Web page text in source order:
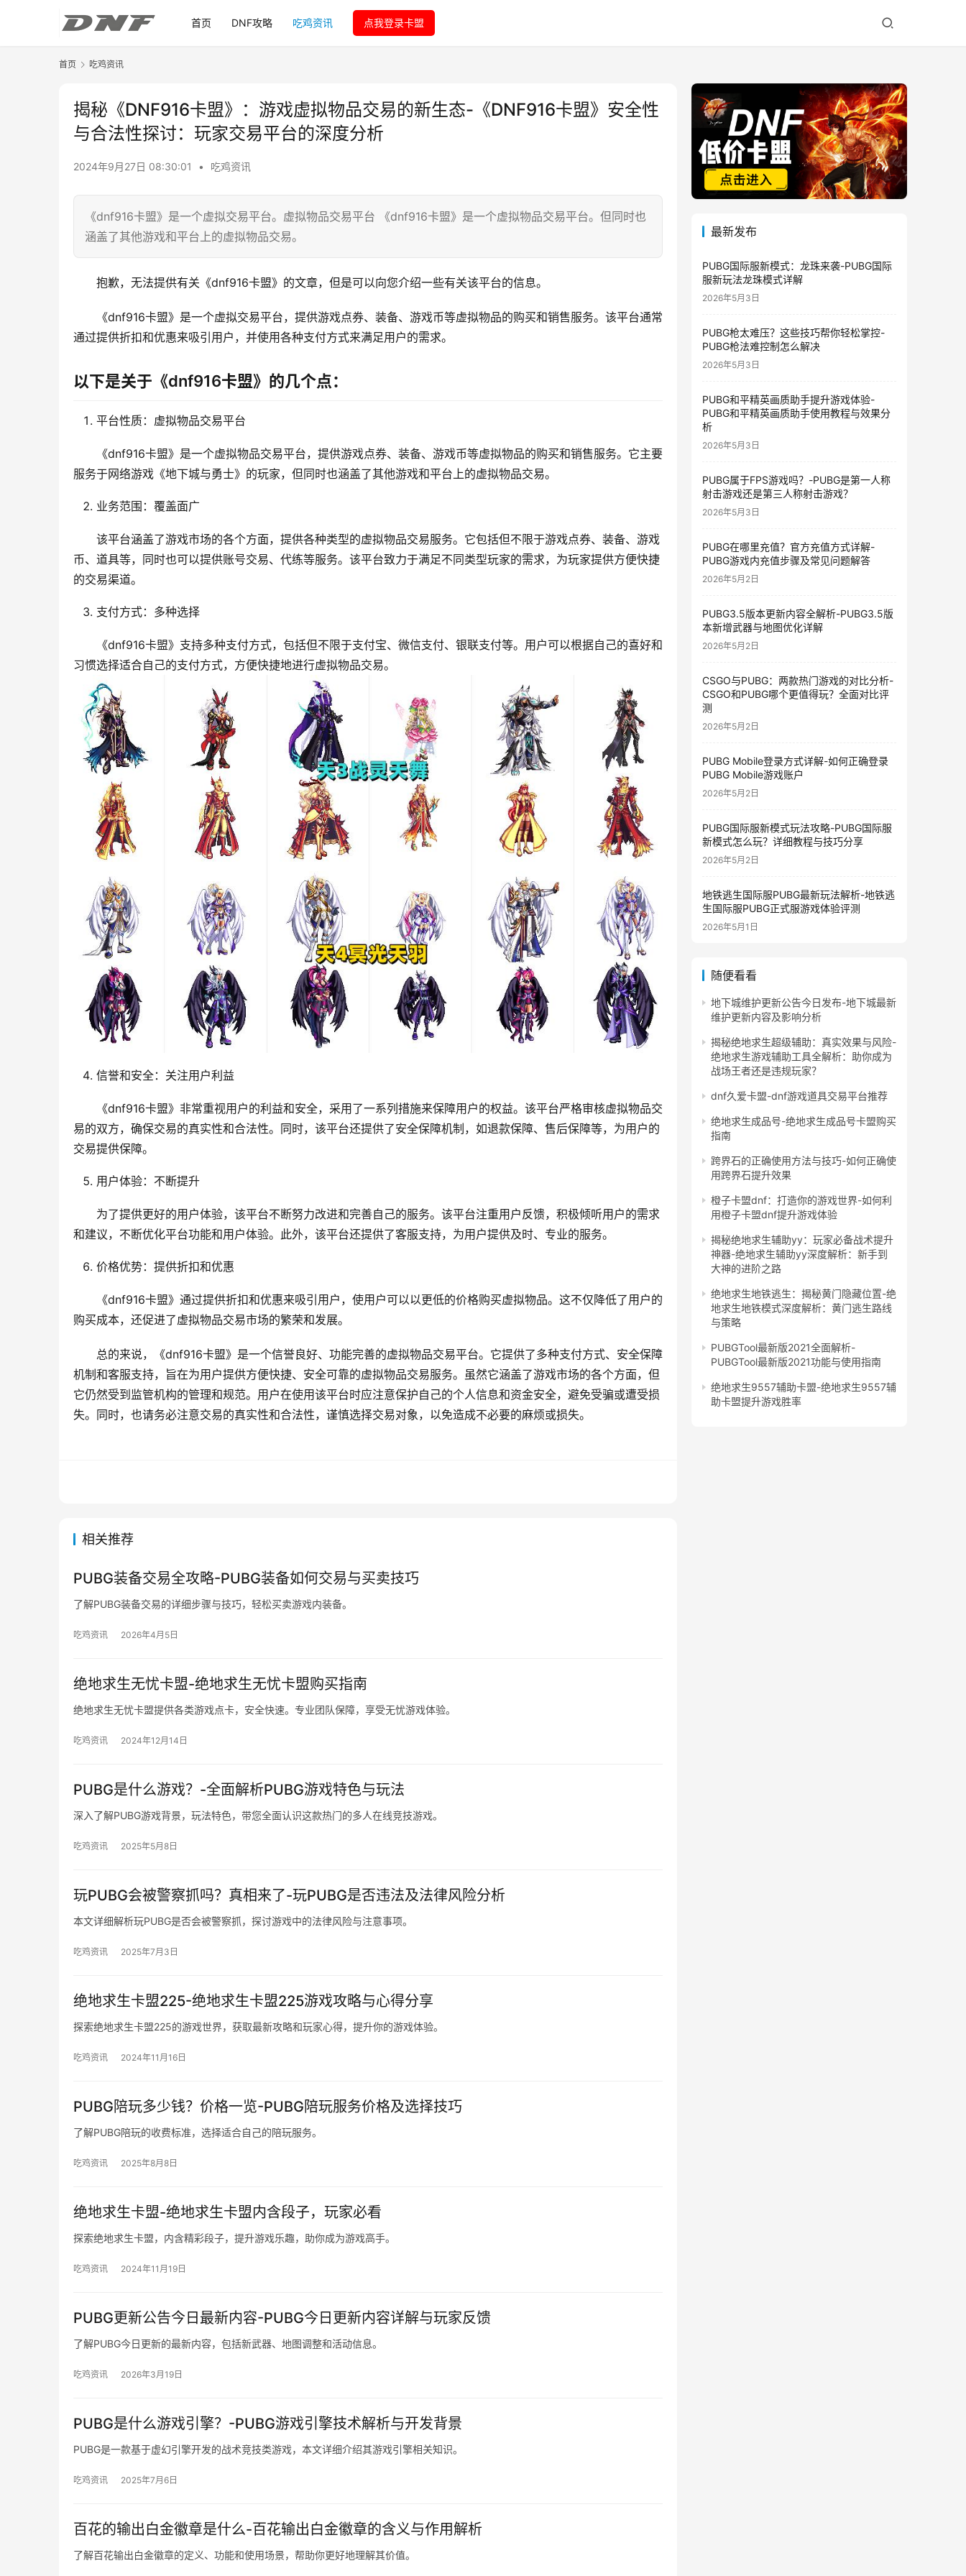
首页 DNF攻略 吃鸡资讯 点我登录卡盟
首页 吃鸡资讯
揭秘《DNF916卡盟》：游戏虚拟物品交易的新生态-《DNF916卡盟》安全性
与合法性探讨：玩家交易平台的深度分析
2024年9月27日 08:30:01 • 吃鸡资讯
《dnf916卡盟》是一个虚拟交易平台。虚拟物品交易平台 《dnf916卡盟》是一个虚拟物品交易平台。但同时也
涵盖了其他游戏和平台上的虚拟物品交易。
抱歉，无法提供有关《dnf916卡盟》的文章，但是可以向您介绍一些有关该平台的信息。
《dnf916卡盟》是一个虚拟交易平台，提供游戏点券、装备、游戏币等虚拟物品的购买和销售服务。该平台通常
通过提供折扣和优惠来吸引用户，并使用各种支付方式来满足用户的需求。
以下是关于《dnf916卡盟》的几个点：
平台性质：虚拟物品交易平台
《dnf916卡盟》是一个虚拟物品交易平台，提供游戏点券、装备、游戏币等虚拟物品的购买和销售服务。它主要
服务于网络游戏《地下城与勇士》的玩家，但同时也涵盖了其他游戏和平台上的虚拟物品交易。
业务范围：覆盖面广
该平台涵盖了游戏市场的各个方面，提供各种类型的虚拟物品交易服务。它包括但不限于游戏点券、装备、游戏
币、道具等，同时也可以提供账号交易、代练等服务。该平台致力于满足不同类型玩家的需求，为玩家提供方便快捷
的交易渠道。
支付方式：多种选择
《dnf916卡盟》支持多种支付方式，包括但不限于支付宝、微信支付、银联支付等。用户可以根据自己的喜好和
习惯选择适合自己的支付方式，方便快捷地进行虚拟物品交易。
信誉和安全：关注用户利益
《dnf916卡盟》非常重视用户的利益和安全，采用了一系列措施来保障用户的权益。该平台严格审核虚拟物品交
易的双方，确保交易的真实性和合法性。同时，该平台还提供了安全保障机制，如退款保障、售后保障等，为用户的
交易提供保障。
用户体验：不断提升
为了提供更好的用户体验，该平台不断努力改进和完善自己的服务。该平台注重用户反馈，积极倾听用户的需求
和建议，不断优化平台功能和用户体验。此外，该平台还提供了客服支持，为用户提供及时、专业的服务。
价格优势：提供折扣和优惠
《dnf916卡盟》通过提供折扣和优惠来吸引用户，使用户可以以更低的价格购买虚拟物品。这不仅降低了用户的
购买成本，还促进了虚拟物品交易市场的繁荣和发展。
总的来说，《dnf916卡盟》是一个信誉良好、功能完善的虚拟物品交易平台。它提供了多种支付方式、安全保障
机制和客服支持，旨在为用户提供方便快捷、安全可靠的虚拟物品交易服务。虽然它涵盖了游戏市场的各个方面，但
它仍然受到监管机构的管理和规范。用户在使用该平台时应注意保护自己的个人信息和资金安全，避免受骗或遭受损
失。同时，也请务必注意交易的真实性和合法性，谨慎选择交易对象，以免造成不必要的麻烦或损失。
相关推荐
PUBG装备交易全攻略-PUBG装备如何交易与买卖技巧
了解PUBG装备交易的详细步骤与技巧，轻松买卖游戏内装备。
吃鸡资讯 2026年4月5日
绝地求生无忧卡盟-绝地求生无忧卡盟购买指南
绝地求生无忧卡盟提供各类游戏点卡，安全快速。专业团队保障，享受无忧游戏体验。
吃鸡资讯 2024年12月14日
PUBG是什么游戏？-全面解析PUBG游戏特色与玩法
深入了解PUBG游戏背景，玩法特色，带您全面认识这款热门的多人在线竞技游戏。
吃鸡资讯 2025年5月8日
玩PUBG会被警察抓吗？真相来了-玩PUBG是否违法及法律风险分析
本文详细解析玩PUBG是否会被警察抓，探讨游戏中的法律风险与注意事项。
吃鸡资讯 2025年7月3日
绝地求生卡盟225-绝地求生卡盟225游戏攻略与心得分享
探索绝地求生卡盟225的游戏世界，获取最新攻略和玩家心得，提升你的游戏体验。
吃鸡资讯 2024年11月16日
PUBG陪玩多少钱？价格一览-PUBG陪玩服务价格及选择技巧
了解PUBG陪玩的收费标准，选择适合自己的陪玩服务。
吃鸡资讯 2025年8月8日
绝地求生卡盟-绝地求生卡盟内含段子，玩家必看
探索绝地求生卡盟，内含精彩段子，提升游戏乐趣，助你成为游戏高手。
吃鸡资讯 2024年11月19日
PUBG更新公告今日最新内容-PUBG今日更新内容详解与玩家反馈
了解PUBG今日更新的最新内容，包括新武器、地图调整和活动信息。
吃鸡资讯 2026年3月19日
PUBG是什么游戏引擎？-PUBG游戏引擎技术解析与开发背景
PUBG是一款基于虚幻引擎开发的战术竞技类游戏，本文详细介绍其游戏引擎相关知识。
吃鸡资讯 2025年7月6日
百花的输出白金徽章是什么-百花输出白金徽章的含义与作用解析
了解百花输出白金徽章的定义、功能和使用场景，帮助你更好地理解其价值。
最新发布
PUBG国际服新模式：龙珠来袭-PUBG国际
服新玩法龙珠模式详解
2026年5月3日
PUBG枪太难压？这些技巧帮你轻松掌控-
PUBG枪法难控制怎么解决
2026年5月3日
PUBG和平精英画质助手提升游戏体验-
PUBG和平精英画质助手使用教程与效果分
析
2026年5月3日
PUBG属于FPS游戏吗？-PUBG是第一人称
射击游戏还是第三人称射击游戏？
2026年5月3日
PUBG在哪里充值？官方充值方式详解-
PUBG游戏内充值步骤及常见问题解答
2026年5月2日
PUBG3.5版本更新内容全解析-PUBG3.5版
本新增武器与地图优化详解
2026年5月2日
CSGO与PUBG：两款热门游戏的对比分析-
CSGO和PUBG哪个更值得玩？全面对比评
测
2026年5月2日
PUBG Mobile登录方式详解-如何正确登录
PUBG Mobile游戏账户
2026年5月2日
PUBG国际服新模式玩法攻略-PUBG国际服
新模式怎么玩？详细教程与技巧分享
2026年5月2日
地铁逃生国际服PUBG最新玩法解析-地铁逃
生国际服PUBG正式服游戏体验评测
2026年5月1日
随便看看
地下城维护更新公告今日发布-地下城最新
维护更新内容及影响分析
揭秘绝地求生超级辅助：真实效果与风险-
绝地求生游戏辅助工具全解析：助你成为
战场王者还是违规玩家？
dnf久爱卡盟-dnf游戏道具交易平台推荐
绝地求生成品号-绝地求生成品号卡盟购买
指南
跨界石的正确使用方法与技巧-如何正确使
用跨界石提升效果
橙子卡盟dnf：打造你的游戏世界-如何利
用橙子卡盟dnf提升游戏体验
揭秘绝地求生辅助yy：玩家必备战术提升
神器-绝地求生辅助yy深度解析：新手到
大神的进阶之路
绝地求生地铁逃生：揭秘黄门隐藏位置-绝
地求生地铁模式深度解析：黄门逃生路线
与策略
PUBGTool最新版2021全面解析-
PUBGTool最新版2021功能与使用指南
绝地求生9557辅助卡盟-绝地求生9557辅
助卡盟提升游戏胜率